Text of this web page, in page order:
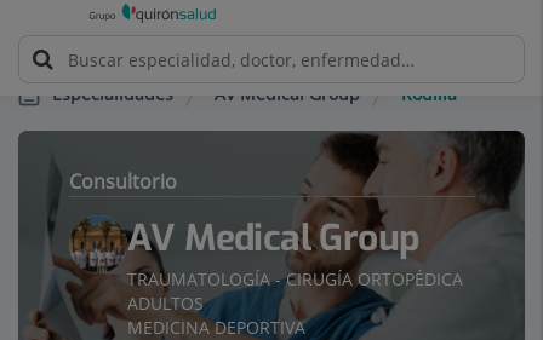
Especialidades AV Medical Group Rodilla
Consultorio
AV Medical Group
TRAUMATOLOGÍA - CIRUGÍA ORTOPÉDICA
ADULTOS
MEDICINA DEPORTIVA